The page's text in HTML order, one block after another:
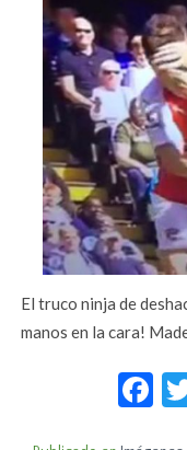
El truco ninja de
manos en la cara!